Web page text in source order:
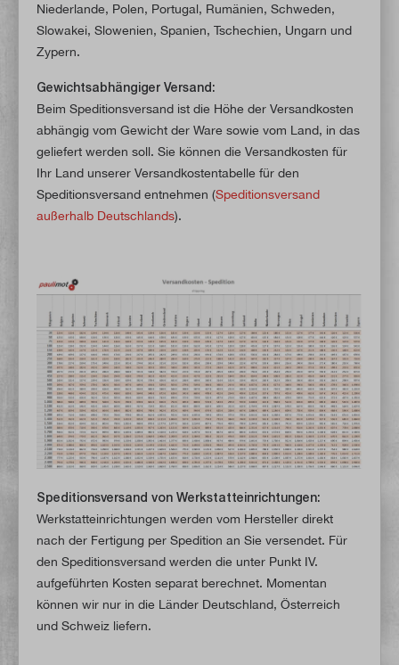
Niederlande, Polen, Portugal, Rumänien, Schweden,
Slowakei, Slowenien, Spanien, Tschechien, Ungarn und
Zypern.
Gewichtsabhängiger Versand:
Beim Speditionsversand ist die Höhe der Versandkosten
abhängig vom Gewicht der Ware sowie vom Land, in das
geliefert werden soll. Sie können die Versandkosten für
Ihr Land unserer Versandkostentabelle für den
Speditionsversand entnehmen (Speditionsversand
außerhalb Deutschlands).
Speditionsversand von Werkstatteinrichtungen:
Werkstatteinrichtungen werden vom Hersteller direkt
nach der Fertigung per Spedition an Sie versendet. Für
den Speditionsversand werden die unter Punkt IV.
aufgeführten Kosten separat berechnet. Momentan
können wir nur in die Länder Deutschland, Österreich
und Schweiz liefern.